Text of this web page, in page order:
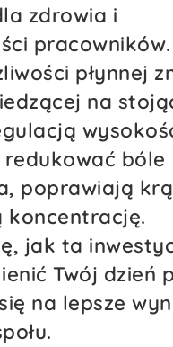
zdrowia i
pracowników.
płynnej
na
bóle
poprawiają
koncentrację.
jak ta
Twój dzień
na lepsze